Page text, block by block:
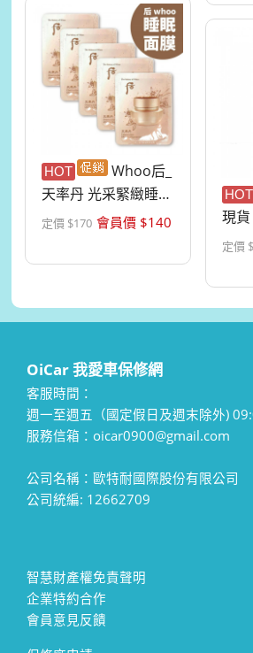
HOT
Whoo后_
天率丹 光采緊緻睡眠
面膜4ml*10入...
定價 $170 會員價 $140
HOT
現
衣
定價 $
OiCar 我愛車保修網
客服時間：
週一至週五（國定假日及週末除外)
服務信箱：oicar0900@gmail.com
公司名稱：歐特耐國際股份有限公司
公司統編: 12662709
智慧財產權免責聲明
企業特約合作
會員意見反饋